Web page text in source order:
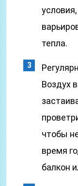
тепла.
Воздух
чтобы
время
балкон